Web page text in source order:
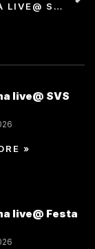
LA CIURMA LIVE@ S.FREDIANO A SETTIMO
live@ SVS
»
live@ Festa